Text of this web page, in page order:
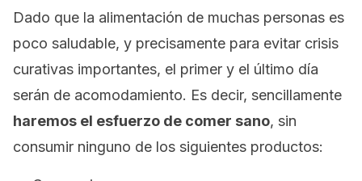
Dado que la alimentación de muchas personas es
poco saludable, y precisamente para evitar crisis
curativas importantes, el primer y el último día
serán de acomodamiento. Es decir, sencillamente
haremos el esfuerzo de comer sano, sin
consumir ninguno de los siguientes productos: